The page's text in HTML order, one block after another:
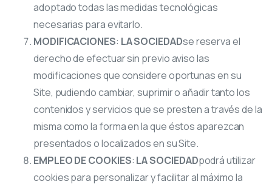
adoptado todas las medidas tecnológicas
necesarias para evitarlo.
MODIFICACIONES: LA SOCIEDADse reserva el
derecho de efectuar sin previo aviso las
modificaciones que considere oportunas en su
Site, pudiendo cambiar, suprimir o añadir tanto los
contenidos y servicios que se presten a través de la
misma como la forma en la que éstos aparezcan
presentados o localizados en su Site.
EMPLEO DE COOKIES: LA SOCIEDADpodrá utilizar
cookies para personalizar y facilitar al máximo la